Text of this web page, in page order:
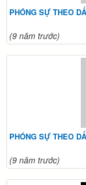
PHÓNG SỰ THEO
(9 năm trước)
PHÓNG SỰ THEO
(9 năm trước)